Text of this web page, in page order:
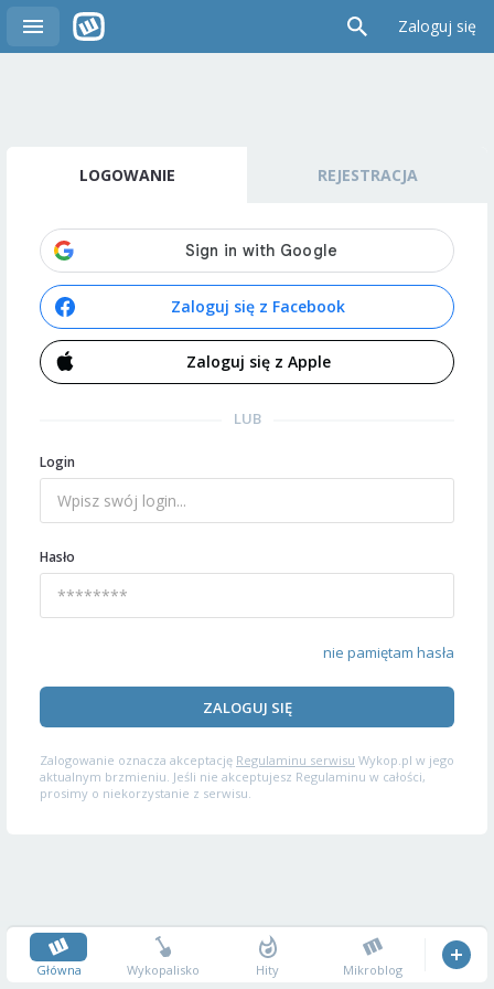
Zaloguj się
LOGOWANIE REJESTRACJA
Zaloguj się z Facebook
Zaloguj się z Apple
LUB
Login
Hasło
nie pamiętam hasła
ZALOGUJ SIĘ
Zalogowanie oznacza akceptację Regulaminu serwisu Wykop.pl w jego
aktualnym brzmieniu. Jeśli nie akceptujesz Regulaminu w całości,
prosimy o niekorzystanie z serwisu.
Główna Wykopalisko Hity Mikroblog